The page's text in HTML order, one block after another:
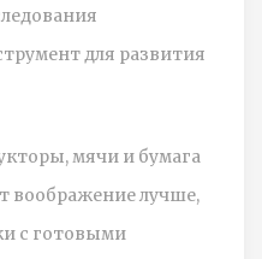
для развития
мячи и бумага
воображение лучше,
с готовыми